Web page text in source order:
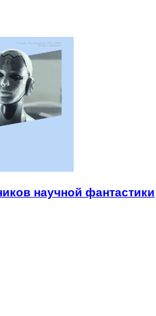
научной фантастики